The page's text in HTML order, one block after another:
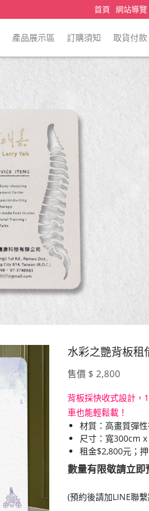
首頁 網站導覽
產品展示區 訂購須知 取貨付款
水彩之艷背板租
售價 $ 2,800
背板採快收式設計，
車也能輕鬆載！
材質：高畫質彈
尺寸：寬300cm
租金$2,800元；
數量有限敬請立即
(預約後請加LINE聯